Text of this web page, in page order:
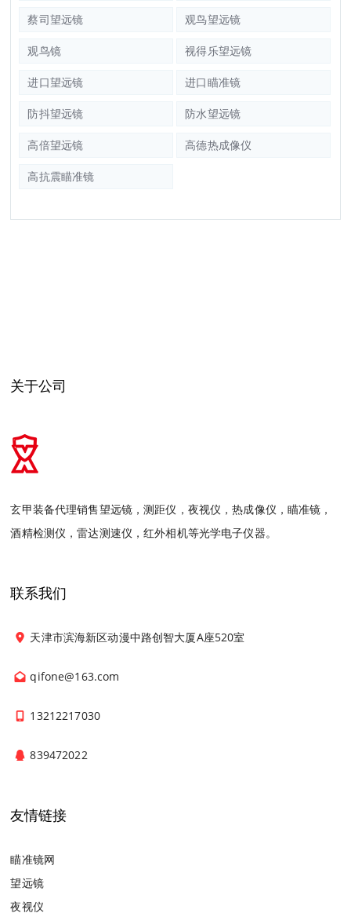
蔡司望远镜 观鸟望远镜
观鸟镜 视得乐望远镜
进口望远镜 进口瞄准镜
防抖望远镜 防水望远镜
高倍望远镜 高德热成像仪
高抗震瞄准镜
关于公司
玄甲装备代理销售望远镜，测距仪，夜视仪，热成像仪，瞄准镜，
酒精检测仪，雷达测速仪，红外相机等光学电子仪器。
联系我们
天津市滨海新区动漫中路创智大厦A座520室
qifone@163.com
13212217030
839472022
友情链接
瞄准镜网
望远镜
夜视仪